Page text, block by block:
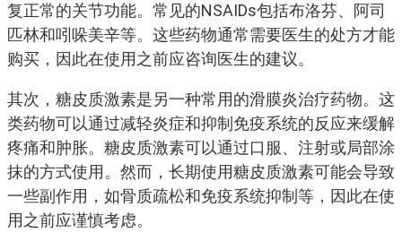
复正常的关节功能。常见的NSAIDs包括布洛芬、阿司
匹林和吲哚美辛等。这些药物通常需要医生的处方才能
购买，因此在使用之前应咨询医生的建议。
其次，糖皮质激素是另一种常用的滑膜炎治疗药物。这
类药物可以通过减轻炎症和抑制免疫系统的反应来缓解
疼痛和肿胀。糖皮质激素可以通过口服、注射或局部涂
抹的方式使用。然而，长期使用糖皮质激素可能会导致
一些副作用，如骨质疏松和免疫系统抑制等，因此在使
用之前应谨慎考虑。